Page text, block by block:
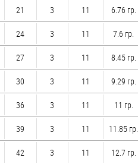
21 3 11 6.76 гр.
24 3 11 7.6 гр.
27 3 11 8.45 гр.
30 3 11 9.29 гр.
36 3 11 11 гр.
39 3 11 11.85 гр.
42 3 11 12.7 гр.